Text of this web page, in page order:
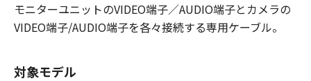
モニターユニットのVIDEO端子／AUDIO端子とカメラの
VIDEO端子/AUDIO端子を各々接続する専用ケーブル。
対象モデル